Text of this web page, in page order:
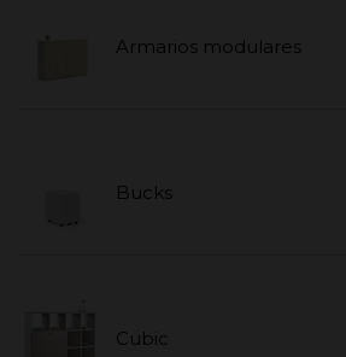
Armarios modulares
Bucks
Cubic